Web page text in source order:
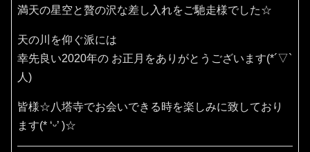
満天の星空と贅の沢な差し入れをご馳走様でした☆
天の川を仰ぐ派には
幸先良い2020年の お正月をありがとうございます(*´▽`
人)
皆様☆八塔寺でお会いできる時を楽しみに致しており
ます(* ‘ᵕ’ )☆